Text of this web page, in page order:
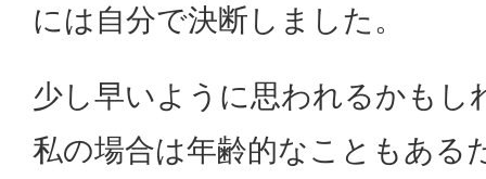
には自分で決断しました。
少し早いように思われるかもし
私の場合は年齢的なこともある